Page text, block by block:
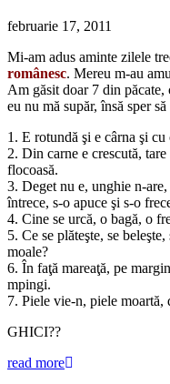
februarie 17, 2011
Mi-am adus aminte zilele
românesc. Mereu m-au
Am găsit doar 7 din păcate,
eu nu mă supăr, însă sper
1. E rotundă şi e cârna şi cu
2. Din carne e crescută,
flocoasă.
3. Deget nu e, unghie n-
întrece, s-o apuce şi s-o
4. Cine se urcă, o bagă, o
5. Ce se plăteşte, se
moale?
6. În faţă mareaţă, pe
mpingi.
7. Piele vie-n, piele
GHICI??
read more